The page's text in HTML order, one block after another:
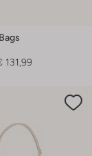
131,99